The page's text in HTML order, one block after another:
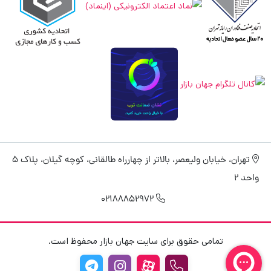
تهران، خیابان ولیعصر، بالاتر از چهارراه طالقانی، کوچه گیلان، پلاک 5
واحد 2
02188852972
تمامی حقوق برای سایت جهان بازار محفوظ است.